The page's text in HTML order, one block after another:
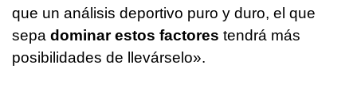
que un análisis deportivo puro y duro, el que
sepa dominar estos factores tendrá más
posibilidades de llevárselo».